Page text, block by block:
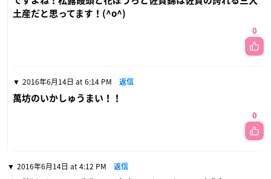
土産だと思ってます！(^o^)
0
2016年6月14日 at 6:14 PM 返信
萬坊のいかしゅうまい！！
0
2016年6月14日 at 4:12 PM 返信